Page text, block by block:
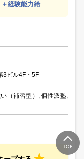
経験能力給
3ビル4F・5F
（補習型）, 個性派塾,